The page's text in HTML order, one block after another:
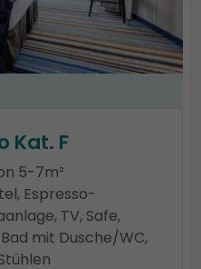
Kat. F
5-7m²
Espresso-
TV, Safe,
mit Dusche/WC,